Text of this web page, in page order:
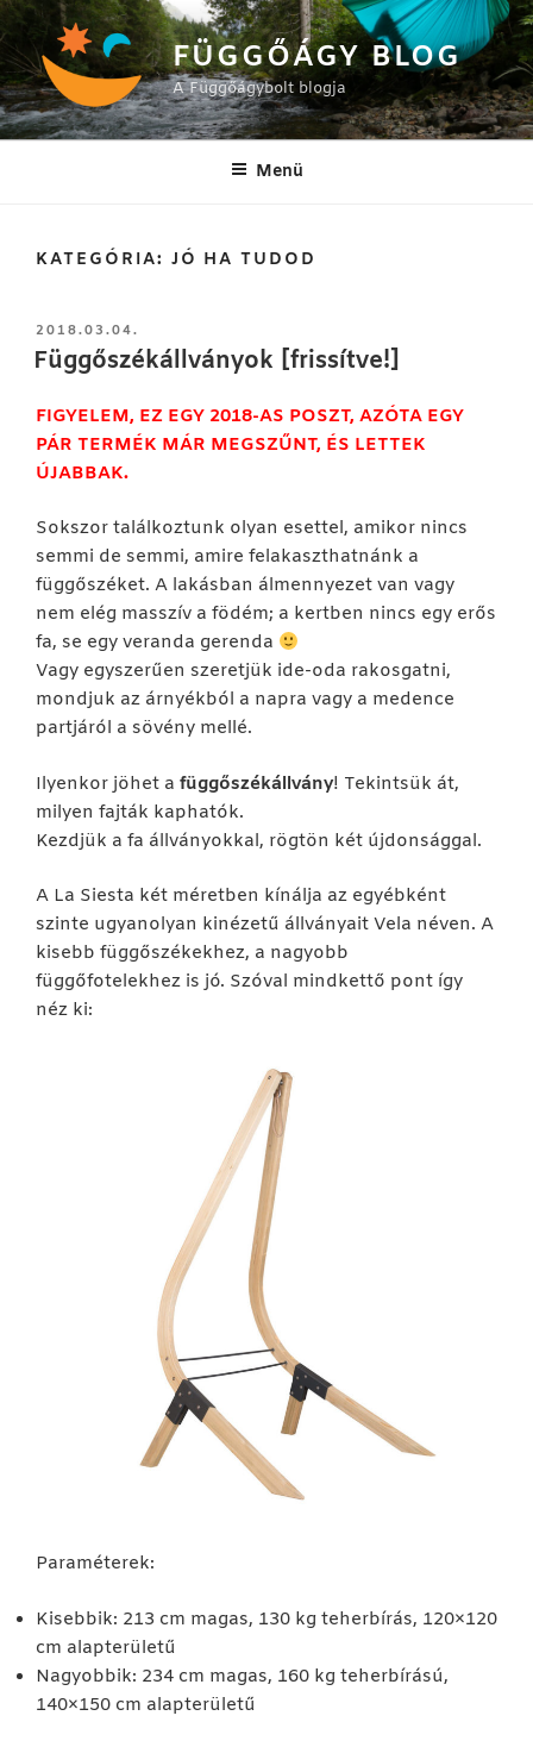
Tartalomhoz
FÜGGŐÁGY BLOG
A Függőágybolt blogja
Menü
KATEGÓRIA: JÓ HA TUDOD
BEKÜLDVE:
2018.03.04.
Függőszékállványok [frissítve!]
FIGYELEM, EZ EGY 2018-AS POSZT, AZÓTA EGY
PÁR TERMÉK MÁR MEGSZŰNT, ÉS LETTEK
ÚJABBAK.
Sokszor találkoztunk olyan esettel, amikor nincs
semmi de semmi, amire felakaszthatnánk a
függőszéket. A lakásban álmennyezet van vagy
nem elég masszív a födém; a kertben nincs egy erős
fa, se egy veranda gerenda
Vagy egyszerűen szeretjük ide-oda rakosgatni,
mondjuk az árnyékból a napra vagy a medence
partjáról a sövény mellé.
Ilyenkor jöhet a függőszékállvány! Tekintsük át,
milyen fajták kaphatók.
Kezdjük a fa állványokkal, rögtön két újdonsággal.
A La Siesta két méretben kínálja az egyébként
szinte ugyanolyan kinézetű állványait Vela néven. A
kisebb függőszékekhez, a nagyobb
függőfotelekhez is jó. Szóval mindkettő pont így
néz ki:
Paraméterek:
Kisebbik: 213 cm magas, 130 kg teherbírás, 120×120
cm alapterületű
Nagyobbik: 234 cm magas, 160 kg teherbírású,
140×150 cm alapterületű